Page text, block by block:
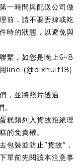
一時間與配送公司做
前，請不要丟掉或吃
時的狀態，以避免與
繫，如您是晚上6~8
用line (@dixhuit18)
，並將照片透過
糕類列入貨故拒絕理
的免責權。
包裝並防止”貨故“，
單前先閱讀本注意事